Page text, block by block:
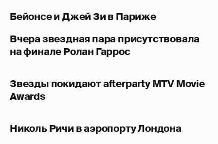
Бейонсе и Джей Зи в Париже
Вчера звездная пара присутствовала
на финале Ролан Гаррос
Звезды покидают afterparty MTV Movie
Awards
Николь Ричи в аэропорту Лондона